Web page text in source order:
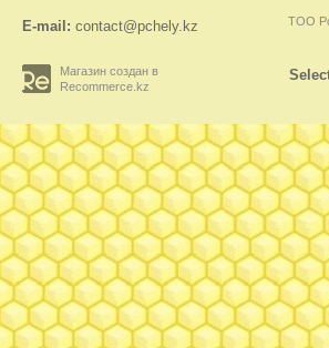
E-mail: contact@pchely.kz
Магазин создан в
Recommerce.kz
ТОО